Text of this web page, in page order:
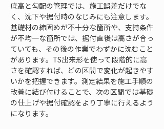
底高と勾配の管理では、施工誤差だけでな
く、沈下や据付時のなじみにも注意します。
基礎材の締固めが不十分な箇所や、支持条件
が不均一な箇所では、据付直後は高さが合っ
ていても、その後の作業でわずかに沈むこと
があります。TS出来形を使って段階的に高
さを確認すれば、どの区間で変化が起きやす
いかを把握できます。測定結果を施工手順の
改善に結び付けることで、次の区間では基礎
の仕上げや据付確認をより丁寧に行えるよう
になります。